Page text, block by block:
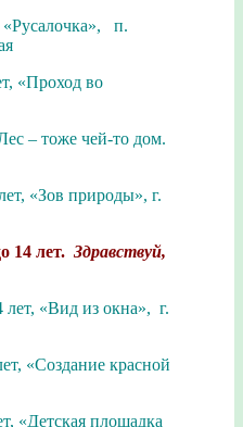
«Русалочка», п.
«Проход во
– тоже чей-то дом.
«Зов природы», г.
14 лет. Здравствуй,
лет, «Вид из окна», г.
«Создание красной
«Детская площадка